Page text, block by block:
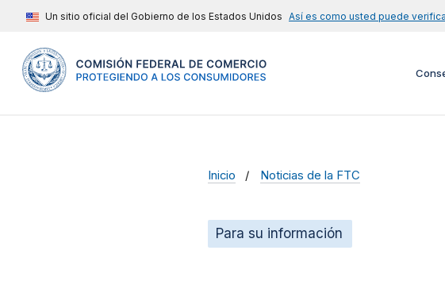
Un sitio oficial del Gobierno de los Estados Unidos Así es como usted puede
Inicio Noticias de la FTC
Para su información